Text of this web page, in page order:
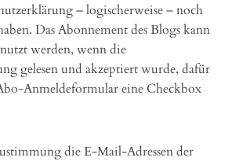
– logischerweise – noch
Das Abonnement des Blogs kann
werden, wenn die
gelesen und akzeptiert wurde, dafür
Anmeldeformular eine Checkbox
die E-Mail-Adressen der